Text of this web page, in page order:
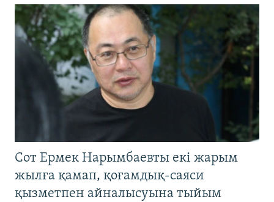
Сот Ермек Нарымбаевты екі жарым
жылға қамап, қоғамдық-саяси
қызметпен айналысуына тыйым